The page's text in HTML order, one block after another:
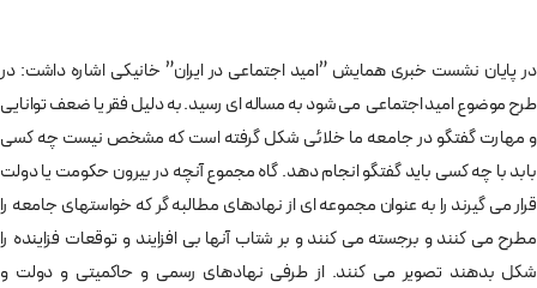
در پایان نشست خبری همایش ”امید اجتماعی در ایران” خانیکی اشاره داشت: در
طرح موضوع امید اجتماعی می شود به مساله ای رسید. به دلیل فقر یا ضعف توانایی
و مهارت گفتگو در جامعه ما خلائی شکل گرفته است که مشخص نیست چه کسی
بابد با چه کسی باید گفتگو انجام دهد. گاه مجموع آنچه در بیرون حکومت یا دولت
قرار می گیرند را به عنوان مجموعه ای از نهادهای مطالبه گر که خواستهای جامعه را
مطرح می کنند و برجسته می کنند و بر شتاب آنها بی افزایند و توقعات فزاینده را
شکل بدهند تصویر می کنند. از طرفی نهادهای رسمی و حاکمیتی و دولت و